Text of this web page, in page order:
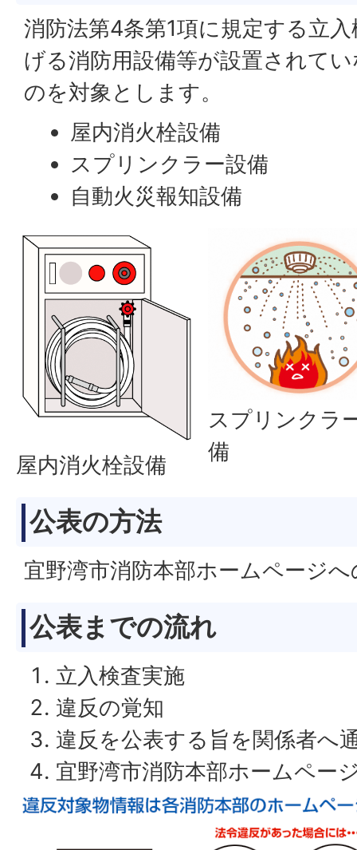
消防法第4条第1項に規定する立
げる消防用設備等が設置されて
のを対象とします。
屋内消火栓設備
スプリンクラー設備
自動火災報知設備
屋内消火栓設備
スプリンクラ
備
公表の方法
宜野湾市消防本部ホームページへ
公表までの流れ
立入検査実施
違反の覚知
違反を公表する旨を関係者へ
宜野湾市消防本部ホームペー